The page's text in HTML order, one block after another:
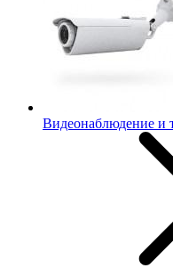
Видеонаблюдение и